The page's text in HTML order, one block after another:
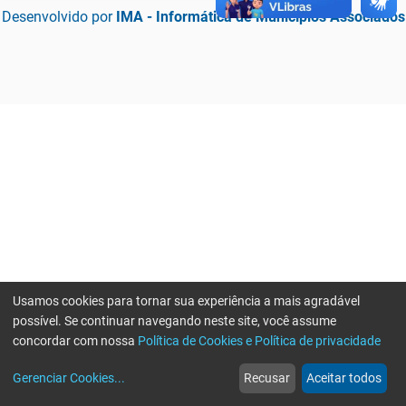
Desenvolvido por IMA - Informática de Municípios Associados
web
Notícias
more_horiz
Mais
Usamos cookies para tornar sua experiência a mais agradável
possível. Se continuar navegando neste site, você assume
concordar com nossa Política de Cookies e Política de privacidade
Gerenciar Cookies... Recusar Aceitar todos
Erro ao enviar informações, por favor tente novamente